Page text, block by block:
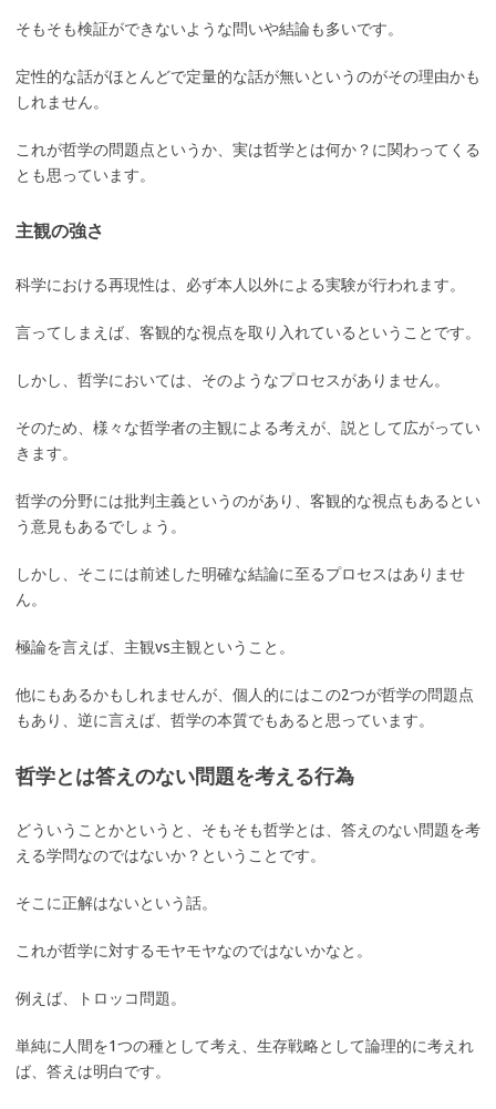
そもそも検証ができないような問いや結論も多いです。
定性的な話がほとんどで定量的な話が無いというのがその理由かも
しれません。
これが哲学の問題点というか、実は哲学とは何か？に関わってくる
とも思っています。
主観の強さ
科学における再現性は、必ず本人以外による実験が行われます。
言ってしまえば、客観的な視点を取り入れているということです。
しかし、哲学においては、そのようなプロセスがありません。
そのため、様々な哲学者の主観による考えが、説として広がってい
きます。
哲学の分野には批判主義というのがあり、客観的な視点もあるとい
う意見もあるでしょう。
しかし、そこには前述した明確な結論に至るプロセスはありませ
ん。
極論を言えば、主観vs主観ということ。
他にもあるかもしれませんが、個人的にはこの2つが哲学の問題点
もあり、逆に言えば、哲学の本質でもあると思っています。
哲学とは答えのない問題を考える行為
どういうことかというと、そもそも哲学とは、答えのない問題を考
える学問なのではないか？ということです。
そこに正解はないという話。
これが哲学に対するモヤモヤなのではないかなと。
例えば、トロッコ問題。
単純に人間を1つの種として考え、生存戦略として論理的に考えれ
ば、答えは明白です。